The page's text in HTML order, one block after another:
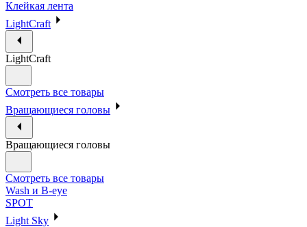
Клейкая лента
LightCraft
LightCraft
Смотреть все товары
Вращающиеся головы
Вращающиеся головы
Смотреть все товары
Wash и B-eye
SPOT
Light Sky